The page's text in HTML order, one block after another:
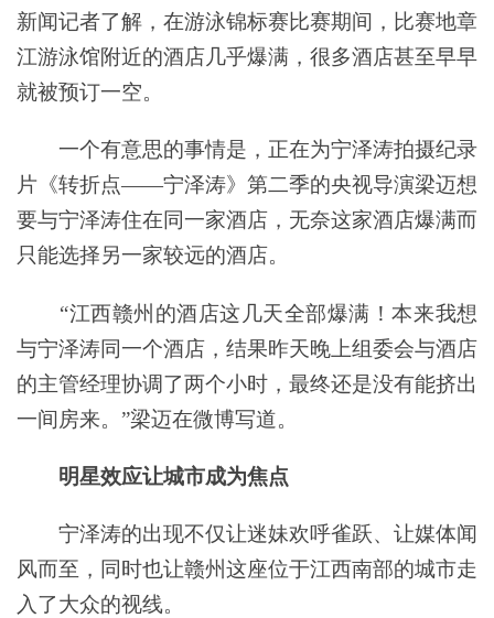
新闻记者了解，在游泳锦标赛比赛期间，比赛地章
江游泳馆附近的酒店几乎爆满，很多酒店甚至早早
就被预订一空。
一个有意思的事情是，正在为宁泽涛拍摄纪录
片《转折点——宁泽涛》第二季的央视导演梁迈想
要与宁泽涛住在同一家酒店，无奈这家酒店爆满而
只能选择另一家较远的酒店。
“江西赣州的酒店这几天全部爆满！本来我想
与宁泽涛同一个酒店，结果昨天晚上组委会与酒店
的主管经理协调了两个小时，最终还是没有能挤出
一间房来。”梁迈在微博写道。
明星效应让城市成为焦点
宁泽涛的出现不仅让迷妹欢呼雀跃、让媒体闻
风而至，同时也让赣州这座位于江西南部的城市走
入了大众的视线。